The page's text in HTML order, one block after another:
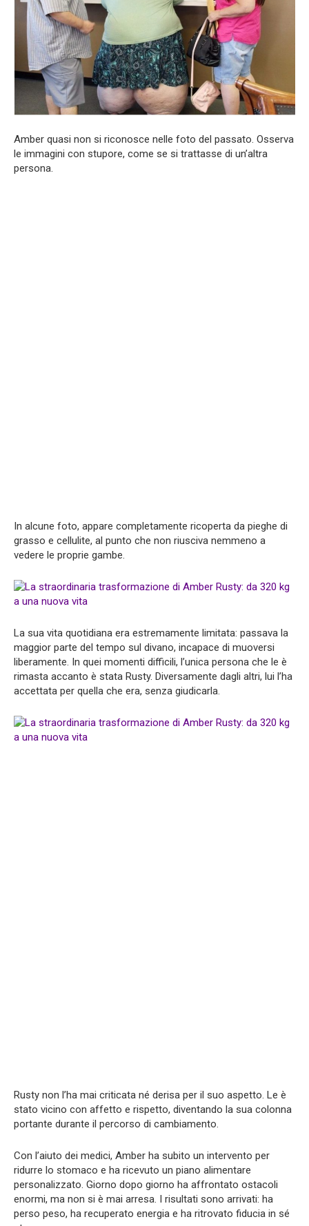
Amber quasi non si riconosce nelle foto del passato. Osserva
le immagini con stupore, come se si trattasse di un’altra
persona.
In alcune foto, appare completamente ricoperta da pieghe di
grasso e cellulite, al punto che non riusciva nemmeno a
vedere le proprie gambe.
La sua vita quotidiana era estremamente limitata: passava la
maggior parte del tempo sul divano, incapace di muoversi
liberamente. In quei momenti difficili, l’unica persona che le è
rimasta accanto è stata Rusty. Diversamente dagli altri, lui l’ha
accettata per quella che era, senza giudicarla.
Rusty non l’ha mai criticata né derisa per il suo aspetto. Le è
stato vicino con affetto e rispetto, diventando la sua colonna
portante durante il percorso di cambiamento.
Con l’aiuto dei medici, Amber ha subito un intervento per
ridurre lo stomaco e ha ricevuto un piano alimentare
personalizzato. Giorno dopo giorno ha affrontato ostacoli
enormi, ma non si è mai arresa. I risultati sono arrivati: ha
perso peso, ha recuperato energia e ha ritrovato fiducia in sé